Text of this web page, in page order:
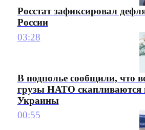
Росстат зафиксировал
России
03:28
В подполье сообщили, что
грузы НАТО скапливаются
Украины
00:55